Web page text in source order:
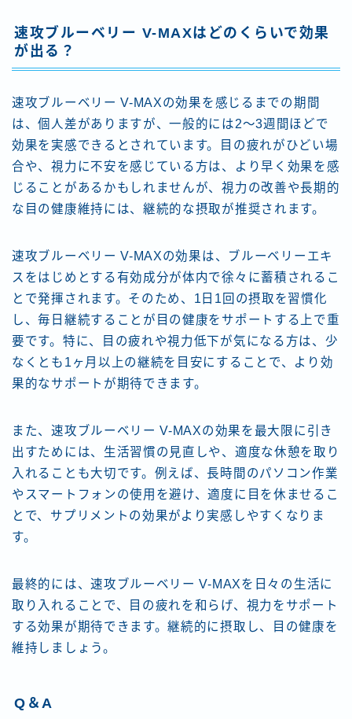
速攻ブルーベリー V-MAXはどのくらいで効果
が出る？
速攻ブルーベリー V-MAXの効果を感じるまでの期間
は、個人差がありますが、一般的には2〜3週間ほどで
効果を実感できるとされています。目の疲れがひどい場
合や、視力に不安を感じている方は、より早く効果を感
じることがあるかもしれませんが、視力の改善や長期的
な目の健康維持には、継続的な摂取が推奨されます。
速攻ブルーベリー V-MAXの効果は、ブルーベリーエキ
スをはじめとする有効成分が体内で徐々に蓄積されるこ
とで発揮されます。そのため、1日1回の摂取を習慣化
し、毎日継続することが目の健康をサポートする上で重
要です。特に、目の疲れや視力低下が気になる方は、少
なくとも1ヶ月以上の継続を目安にすることで、より効
果的なサポートが期待できます。
また、速攻ブルーベリー V-MAXの効果を最大限に引き
出すためには、生活習慣の見直しや、適度な休憩を取り
入れることも大切です。例えば、長時間のパソコン作業
やスマートフォンの使用を避け、適度に目を休ませるこ
とで、サプリメントの効果がより実感しやすくなりま
す。
最終的には、速攻ブルーベリー V-MAXを日々の生活に
取り入れることで、目の疲れを和らげ、視力をサポート
する効果が期待できます。継続的に摂取し、目の健康を
維持しましょう。
Q＆A